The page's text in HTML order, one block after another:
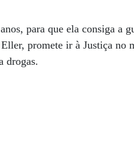
para que ela consiga a
promete ir à Justiça no
drogas.